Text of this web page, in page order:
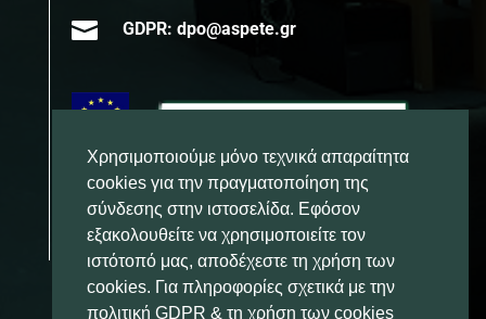
 GDPR: dpo@aspete.gr
Χρησιμοποιούμε μόνο τεχνικά απαραίτητα
cookies για την πραγματοποίηση της
σύνδεσης στην ιστοσελίδα. Εφόσον
εξακολουθείτε να χρησιμοποιείτε τον
ιστότοπό μας, αποδέχεστε τη χρήση των
cookies. Για πληροφορίες σχετικά με την
πολιτική GDPR & τη χρήση των cookies